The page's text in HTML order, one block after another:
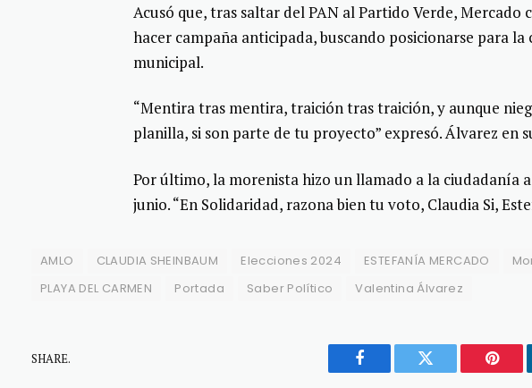
Acusó que, tras saltar del PAN al Partido Verde, Mercado
hacer campaña anticipada, buscando posicionarse para
municipal.
“Mentira tras mentira, traición tras traición, y aunque
planilla, si son parte de tu proyecto” expresó. Álvarez en
Por último, la morenista hizo un llamado a la ciudadanía
junio. “En Solidaridad, razona bien tu voto, Claudia Si,
AMLO CLAUDIA SHEINBAUM Elecciones 2024 ESTEFANÍA MERCADO
PLAYA DEL CARMEN
Portada Saber Político Valentina Álvarez
SHARE.
Facebook Twitter